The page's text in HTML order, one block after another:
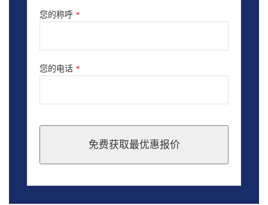
您的称呼 *
您的电话 *
免费获取最优惠报价
should